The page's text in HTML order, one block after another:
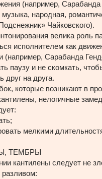
(например, Сарабанда
народная,
Чайковского).
велика роль
исполнителем как
(например, Сарабанда
паузу и не скомкать,
друг на друга.
которые возникают в
нелогичные
мелкими
ТЕМБРЫ
кантилены следует не
разливом: